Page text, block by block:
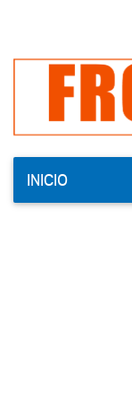
INICIO